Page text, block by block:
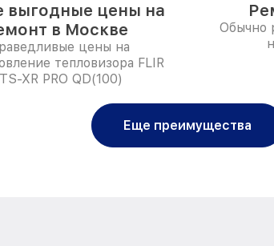
выгодные цены на
в Москве
цены на
тепловизора FLIR
XR PRO QD(100)
Обычно
Еще преимущества